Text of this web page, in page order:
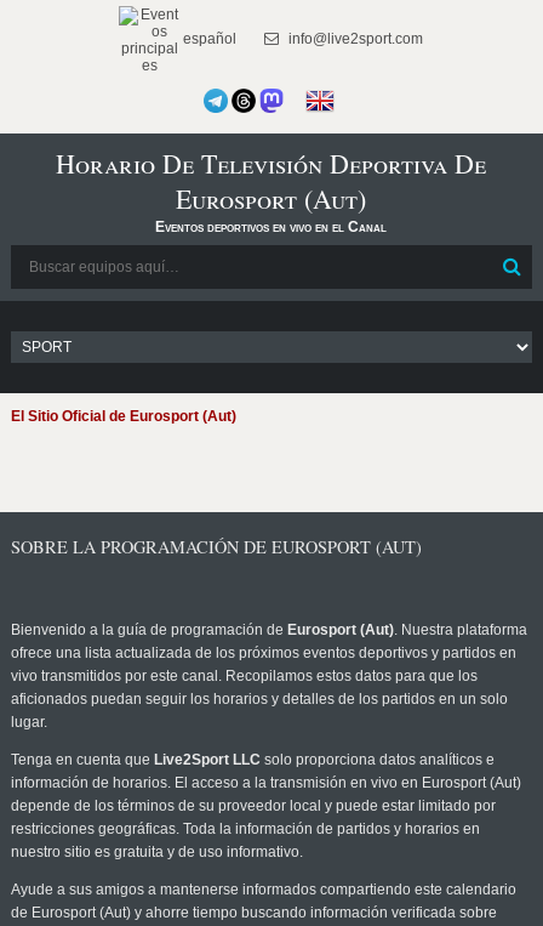
español info@live2sport.com
Horario De Televisión Deportiva De
Eurosport (Aut)
Eventos deportivos en vivo en el Canal
El Sitio Oficial de Eurosport (Aut)
SOBRE LA PROGRAMACIÓN DE EUROSPORT (AUT)
Bienvenido a la guía de programación de Eurosport (Aut). Nuestra plataforma
ofrece una lista actualizada de los próximos eventos deportivos y partidos en
vivo transmitidos por este canal. Recopilamos estos datos para que los
aficionados puedan seguir los horarios y detalles de los partidos en un solo
lugar.
Tenga en cuenta que Live2Sport LLC solo proporciona datos analíticos e
información de horarios. El acceso a la transmisión en vivo en Eurosport (Aut)
depende de los términos de su proveedor local y puede estar limitado por
restricciones geográficas. Toda la información de partidos y horarios en
nuestro sitio es gratuita y de uso informativo.
Ayude a sus amigos a mantenerse informados compartiendo este calendario
de Eurosport (Aut) y ahorre tiempo buscando información verificada sobre